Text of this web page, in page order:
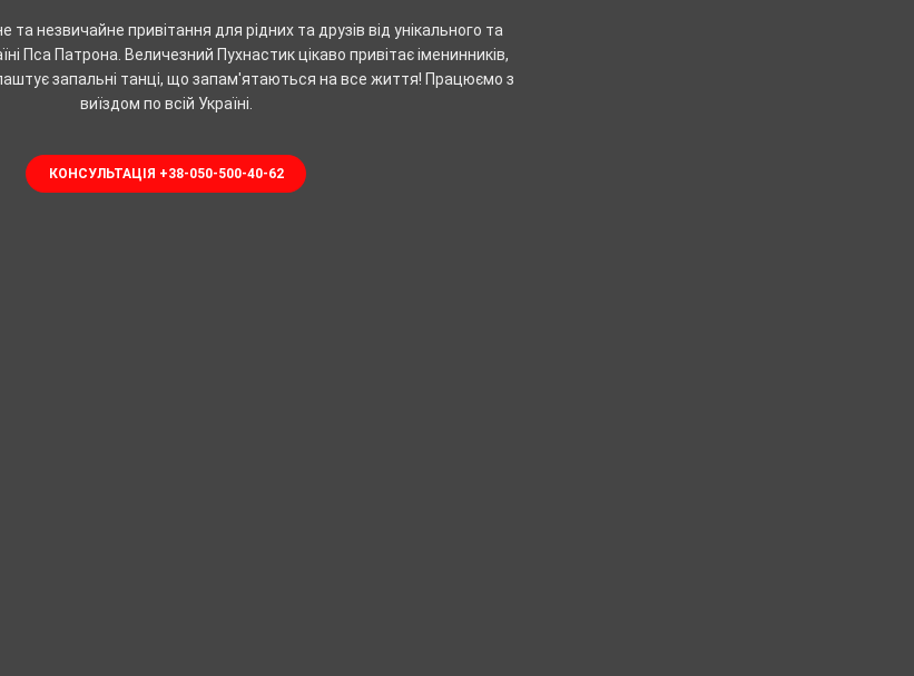
та незвичайне привітання для рідних та друзів від унікального та
Пса Патрона. Величезний Пухнастик цікаво привітає іменинників,
запальні танці, що запам'ятаються на все життя! Працюємо з
виїздом по всій Україні.
КОНСУЛЬТАЦІЯ +38-050-500-40-62